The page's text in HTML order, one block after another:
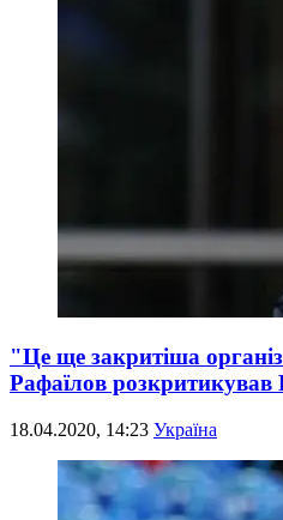
"Це ще закритіша
Рафаїлов розкритикував
18.04.2020, 14:23 Україна